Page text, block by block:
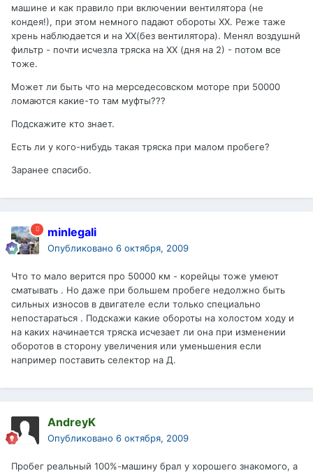
машине и как правило при включении вентилятора (не
кондея!), при этом немного падают обороты ХХ. Реже таже
хрень наблюдается и на ХХ(без вентилятора). Менял воздушнй
фильтр - почти исчезла тряска на ХХ (дня на 2) - потом все
тоже.
Может ли быть что на мерседесовском моторе при 50000
ломаются какие-то там муфты???
Подскажите кто знает.
Есть ли у кого-нибудь такая тряска при малом пробеге?
Заранее спасибо.
minlegali
Опубликовано 6 октября, 2009
Что то мало верится про 50000 км - корейцы тоже умеют
сматывать . Но даже при большем пробеге недолжно быть
сильных износов в двигателе если только специально
непостараться . Подскажи какие обороты на холостом ходу и
на каких начинается тряска исчезает ли она при изменении
оборотов в сторону увеличения или уменьшения если
например поставить селектор на Д.
AndreyK
Опубликовано 6 октября, 2009
Пробег реальный 100%-машину брал у хорошего знакомого, а